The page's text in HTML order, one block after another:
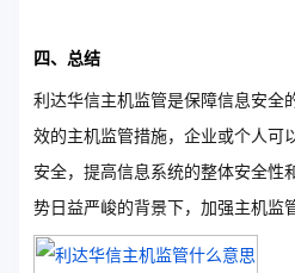
四、总结
利达华信主机监管是保障信息安全
效的主机监管措施，企业或个人可
安全，提高信息系统的整体安全性
势日益严峻的背景下，加强主机监